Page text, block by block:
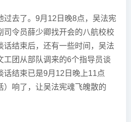
过去了。9月12日晚8点，吴法宪
司令员薛少卿找开会的八航校校
话结束后，还有一些时间，吴法
工团从部队调来的6个指导员谈
话结束已是9月12日晚上11点
）响了，让吴法宪魂飞魄散的